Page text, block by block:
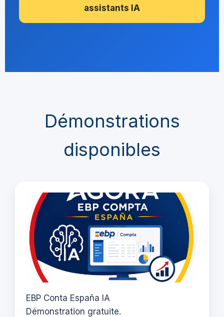
assistants IA
Démonstrations
disponibles
EBP Conta España IA
Démonstration gratuite.